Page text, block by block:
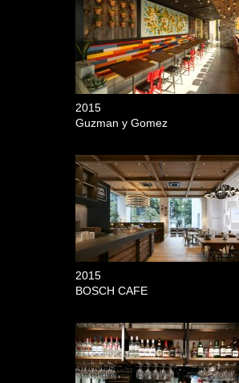
2015
Guzman y Gomez
2015
BOSCH CAFE